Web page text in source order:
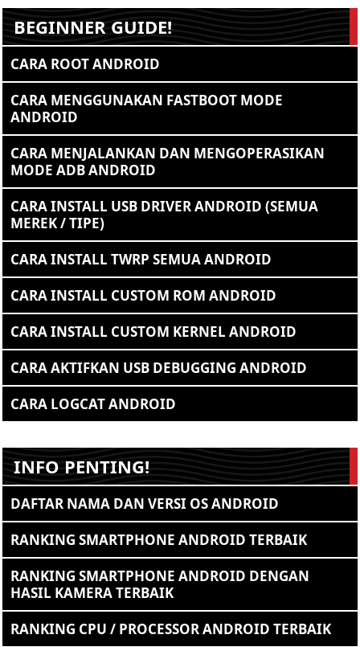
BEGINNER GUIDE!
CARA ROOT ANDROID
CARA MENGGUNAKAN FASTBOOT MODE
ANDROID
CARA MENJALANKAN DAN MENGOPERASIKAN
MODE ADB ANDROID
CARA INSTALL USB DRIVER ANDROID (SEMUA
MEREK / TIPE)
CARA INSTALL TWRP SEMUA ANDROID
CARA INSTALL CUSTOM ROM ANDROID
CARA INSTALL CUSTOM KERNEL ANDROID
CARA AKTIFKAN USB DEBUGGING ANDROID
CARA LOGCAT ANDROID
INFO PENTING!
DAFTAR NAMA DAN VERSI OS ANDROID
RANKING SMARTPHONE ANDROID TERBAIK
RANKING SMARTPHONE ANDROID DENGAN
HASIL KAMERA TERBAIK
RANKING CPU / PROCESSOR ANDROID TERBAIK